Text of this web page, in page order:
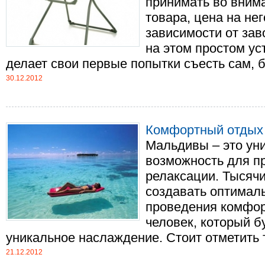
товара, цена на
зависимости от
на этом простом
делает свои первые попытки съесть сам,
30.12.2012
Комфортный
Мальдивы – это
возможность для
релаксации.
создавать
проведения
человек, который
уникальное наслаждение. Стоит отметить
21.12.2012